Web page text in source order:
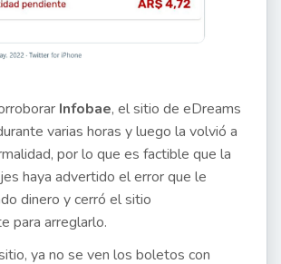
Infobae, el sitio de eDreams
varias horas y luego la volvió a
por lo que es factible que la
haya advertido el error que le
dinero y cerró el sitio
para arreglarlo.
ya no se ven los boletos con